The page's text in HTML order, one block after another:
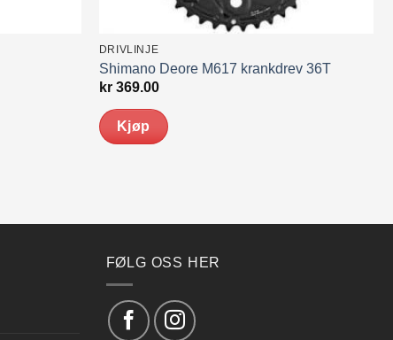
DRIVLINJE
Shimano Deore M617 krankdrev 36T
kr369.00
Kjøp
FØLG OSS HER